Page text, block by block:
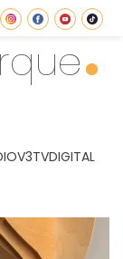
DIGITAL